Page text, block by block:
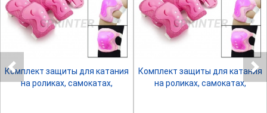
SPRINTER
Комплект защиты для катания
на роликах, самокатах,
SPRINTER
Комплект защиты для катания
на роликах, самокатах,